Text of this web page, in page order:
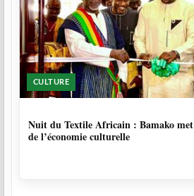
CULTURE
Nuit du Textile Africain : Bamako
de l’économie culturelle